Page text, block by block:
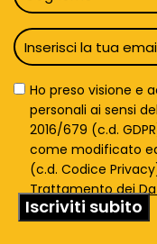
*
Email
*
Privacy
Policy
Ho preso visione e
personali ai sensi
2016/679 (c.d.
come modificato ed
(c.d. Codice
Trattamento dei